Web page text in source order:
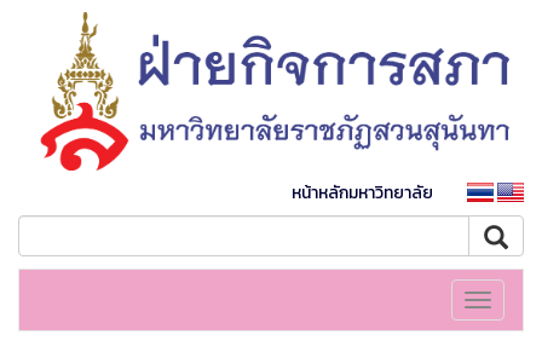
หน้าหลักมหาวิทยาลัย
Toggle